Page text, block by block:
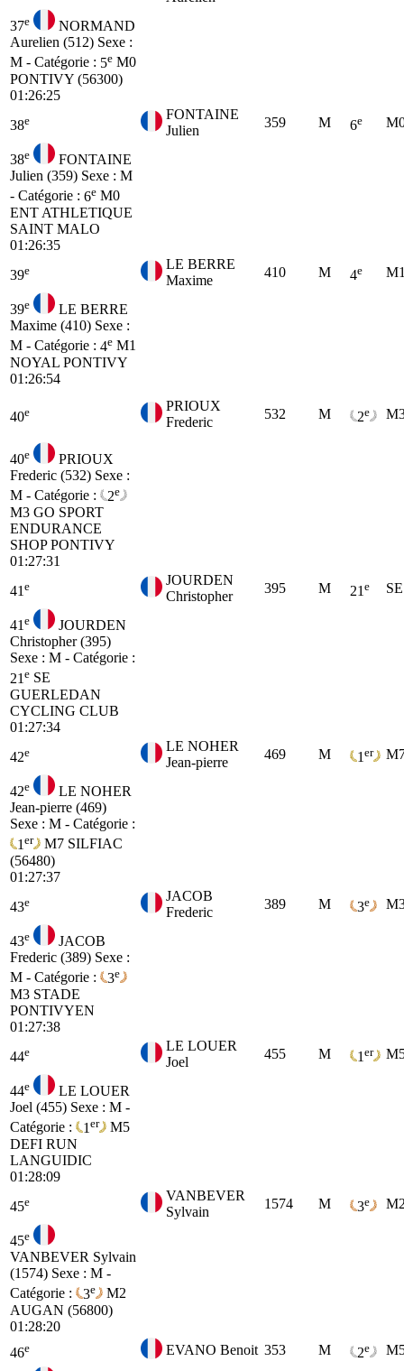
37e
NORMAND
Aurelien (512) Sexe :
M - Catégorie : 5e M0
PONTIVY (56300)
01:26:25
38e
FONTAINE
Julien
359 M 6e
38e
FONTAINE
Julien (359) Sexe : M
- Catégorie : 6e M0
ENT ATHLETIQUE
SAINT MALO
01:26:35
39e
LE BERRE
Maxime
410 M 4e
39e
LE BERRE
Maxime (410) Sexe :
M - Catégorie : 4e M1
NOYAL PONTIVY
01:26:54
40e
PRIOUX
Frederic
532 M 2e
40e
PRIOUX
Frederic (532) Sexe :
M - Catégorie :
2e
M3 GO SPORT
ENDURANCE
SHOP PONTIVY
01:27:31
41 e
JOURDEN
Christopher
395 M 21 e SE
41 e
JOURDEN
Christopher (395)
Sexe : M - Catégorie :
21 e SE
GUERLEDAN
CYCLING CLUB
01:27:34
42e
LE NOHER
Jean-pierre
469 M 1 er
42e
LE NOHER
Jean-pierre (469)
Sexe : M - Catégorie :
1 er M7 SILFIAC
(56480)
01:27:37
43e
JACOB
Frederic
389 M 3e
43e
JACOB
Frederic (389) Sexe :
M - Catégorie :
3e
M3 STADE
PONTIVYEN
01:27:38
44e
LE LOUER
Joel
455 M 1 er
44e
LE LOUER
Joel (455) Sexe : M -
Catégorie :
1 er
M5
DEFI RUN
LANGUIDIC
01:28:09
45e
VANBEVER
Sylvain
1574 M 3e
45e
VANBEVER Sylvain
(1574) Sexe : M -
Catégorie :
3e
M2
AUGAN (56800)
01:28:20
46e EVANO Benoit 353 M 2e